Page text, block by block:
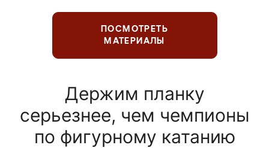
ПОСМОТРЕТЬ
МАТЕРИАЛЫ
Держим планку
серьезнее, чем чемпионы
по фигурному катанию